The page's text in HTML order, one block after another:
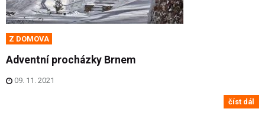
Z DOMOVA
Adventní procházky Brnem
09. 11. 2021
číst dál